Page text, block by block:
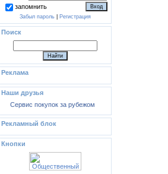
запомнить
Забыл пароль Регистрация
Поиск
Реклама
Наши друзья
Сервис покупок за рубежом
Рекламный блок
Кнопки